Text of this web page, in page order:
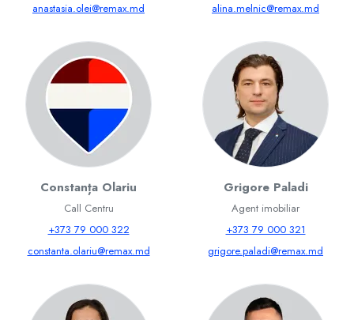
anastasia.olei@remax.md
alina.melnic@remax.md
Constanța Olariu
Call Centru
+373 79 000 322
constanta.olariu@remax.md
Grigore Paladi
Agent imobiliar
+373 79 000 321
grigore.paladi@remax.md